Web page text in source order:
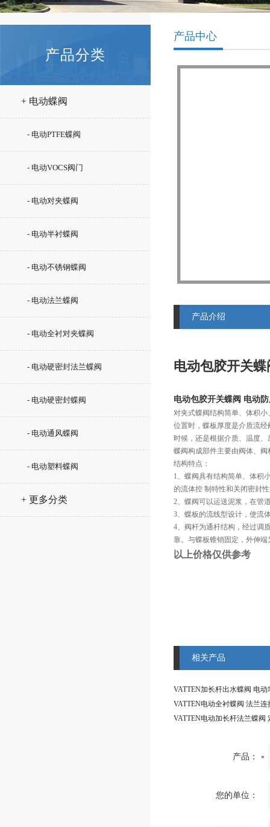
产品分类
+ 电动蝶阀
- 电动PTFE蝶阀
- 电动VOCS阀门
- 电动对夹蝶阀
- 电动半衬蝶阀
- 电动不锈钢蝶阀
- 电动法兰蝶阀
- 电动全衬对夹蝶阀
- 电动硬密封法兰蝶阀
- 电动硬密封蝶阀
- 电动通风蝶阀
- 电动塑料蝶阀
+ 更多分类
产品中心
产品介绍
电动包胶开关
电动包胶开关蝶阀 电动
对夹式蝶阀结构简单、体积
位置时，蝶板厚度是介质流
时候，还是根据介质、温度
蝶阀构成部件主要由阀体、
结构特点：
1、蝶阀具有结构简单、体积
的流体控 制特性和关闭密封
2、蝶阀可以运送泥浆，在管
3、蝶板的流线型设计，使流
4、阀杆为通杆结构，经过调
靠。与蝶板锥销固定，外伸
以上价格仅供参考
相关产品
产品：
您的单位：